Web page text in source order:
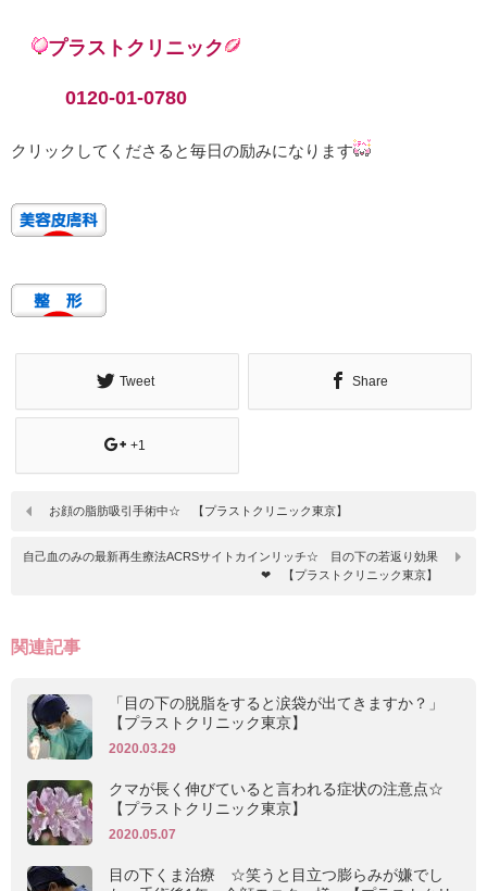
プラストクリニック
0120-01-0780
クリックしてくださると毎日の励みになります
Tweet Share
+1
お顔の脂肪吸引手術中☆ 【プラストクリニック東京】
自己血のみの最新再生療法ACRSサイトカインリッチ☆ 目の下の若返り効果
❤ 【プラストクリニック東京】
関連記事
「目の下の脱脂をすると涙袋が出てきますか？」
【プラストクリニック東京】
2020.03.29
クマが長く伸びていると言われる症状の注意点☆
【プラストクリニック東京】
2020.05.07
目の下くま治療 ☆笑うと目立つ膨らみが嫌でし